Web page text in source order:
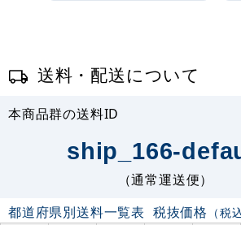
送料・配送について
本商品群の送料ID
ship_166-
（通常運送便）
都道府県別送料一覧表 税抜価格 （税